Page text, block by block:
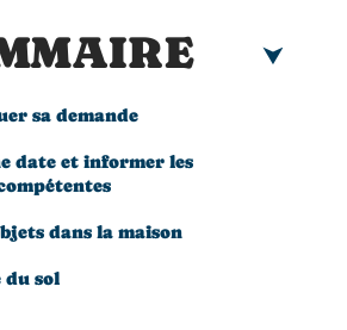
sa demande
date et informer les
dans la maison
du sol